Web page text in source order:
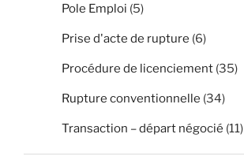
Pole Emploi (5)
Prise d'acte de rupture (6)
Procédure de licenciement (35)
Rupture conventionnelle (34)
Transaction – départ négocié (11)